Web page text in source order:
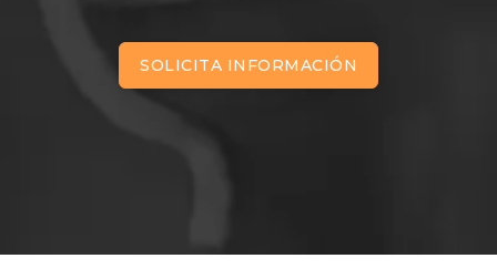
SOLICITA INFORMACIÓN